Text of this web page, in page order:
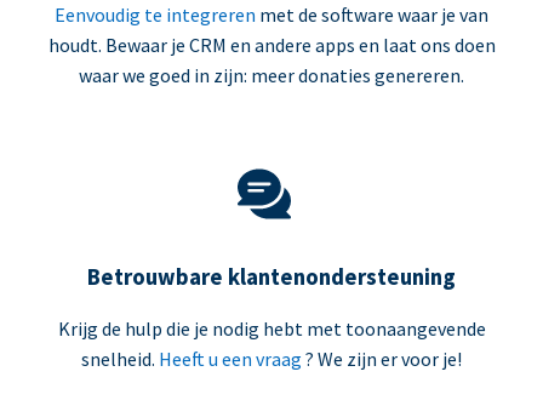
Eenvoudig te integreren met de software waar je van
houdt. Bewaar je CRM en andere apps en laat ons doen
waar we goed in zijn: meer donaties genereren.
Betrouwbare klantenondersteuning
Krijg de hulp die je nodig hebt met toonaangevende
snelheid. Heeft u een vraag ? We zijn er voor je!